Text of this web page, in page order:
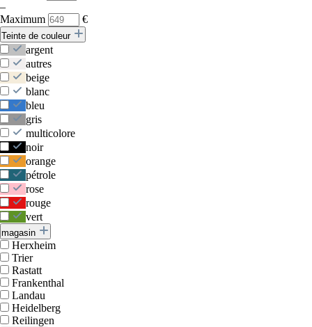
–
Maximum
€
Teinte de couleur
argent
autres
beige
blanc
bleu
gris
multicolore
noir
orange
pétrole
rose
rouge
vert
magasin
Herxheim
Trier
Rastatt
Frankenthal
Landau
Heidelberg
Reilingen